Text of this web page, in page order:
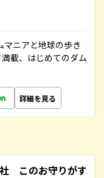
ニアと地球の歩き
載、はじめてのダム
詳細を見る
このお守りがす